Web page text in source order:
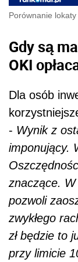
Porównanie
Gdy są
OKI
Dla osób
- Wynik z
imponujący.
znaczące.
pozwoli
zwykłego
zł będzie to
przy limicie